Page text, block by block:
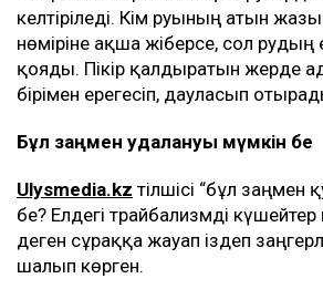
келтіріледі. Кім руының атын
нөміріне ақша жіберсе, сол рудың
қояды. Пікір қалдыратын жерде
бірімен ерегесіп, дауласып
Бұл заңмен қудалануы мүмкін бе
Ulysmedia.kz тілшісі “бұл заңмен
бе? Елдегі трайбализмді күшейтер
деген сұраққа жауап іздеп
шалып көрген.